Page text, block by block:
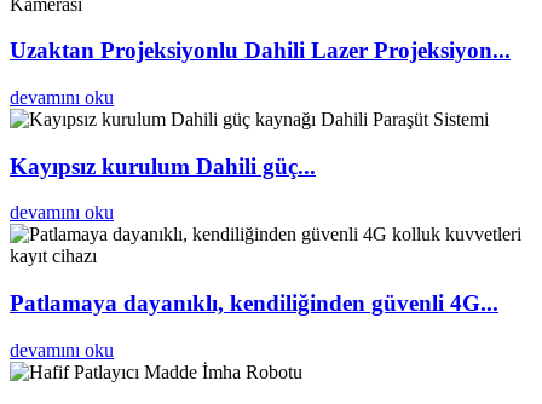
Uzaktan Projeksiyonlu Dahili Lazer Projeksiyon...
devamını oku
Kayıpsız kurulum Dahili güç...
devamını oku
Patlamaya dayanıklı, kendiliğinden güvenli 4G...
devamını oku